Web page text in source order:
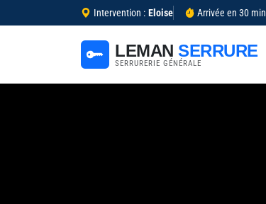
Intervention : Eloise Arrivée en 30 min
LEMAN SERRURE
SERRURERIE GÉNÉRALE